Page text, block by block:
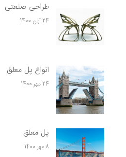
طراحی صنعتی
24 آبان 1400
انواع پل معلق
24 مهر 1400
پل معلق
8 مهر 1400